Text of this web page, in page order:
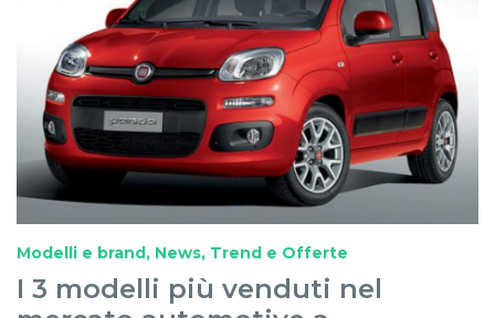
Modelli e brand, News, Trend e Offerte
I 3 modelli più venduti nel